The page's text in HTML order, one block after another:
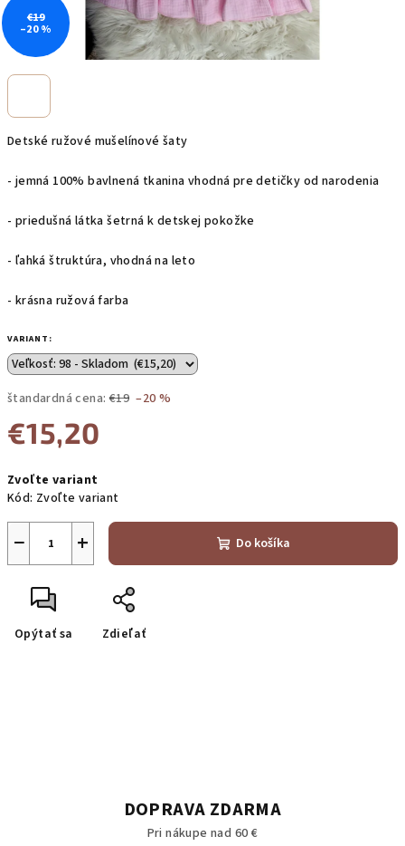
Detské ružové mušelínové šaty
- jemná 100% bavlnená tkanina vhodná pre detičky od narodenia
- priedušná látka šetrná k detskej pokožke
- ľahká štruktúra, vhodná na leto
- krásna ružová farba
VARIANT:
štandardná cena: €19 –20 %
€15,20
cena:
Zvoľte variant
Kód: Zvoľte variant
+
− Do košíka
Opýtať sa Zdieľať
€19
–20 %
DOPRAVA ZDARMA
Pri nákupe nad 60 €